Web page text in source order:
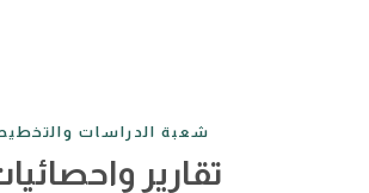
شعبة الدراسات
تقارير